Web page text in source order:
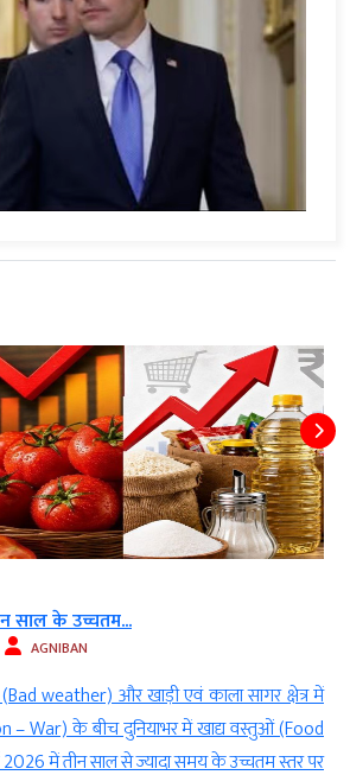
साल के उच्चतम...
AGNIBAN
weather) और खाड़ी एवं काला सागर क्षेत्र में
– War) के बीच दुनियाभर में खाद्य वस्तुओं (Food
में तीन साल से ज्यादा समय के उच्चतम स्तर पर